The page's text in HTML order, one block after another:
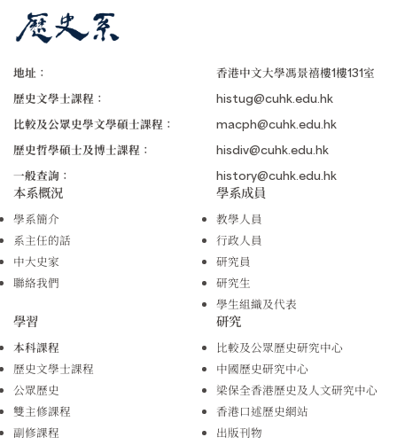
地址：
香港中文大學馮景禧樓1樓131室
歷史文學士課程：
histug@cuhk.edu.hk
比較及公眾史學文學碩士課程：
macph@cuhk.edu.hk
歷史哲學碩士及博士課程：
hisdiv@cuhk.edu.hk
一般查詢：
history@cuhk.edu.hk
本系概況
學系簡介
系主任的話
中大史家
聯絡我們
學系成員
教學人員
行政人員
研究員
研究生
學生組織及代表
學習
本科課程
歷史文學士課程
公眾歷史
雙主修課程
副修課程
研究
比較及公眾歷史研究中心
中國歷史研究中心
梁保全香港歷史及人文研究中心
香港口述歷史網站
出版刊物